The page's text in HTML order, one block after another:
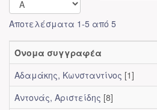
Αποτελέσματα 1-5 από 5
Όνομα συγγραφέα
Αδαμάκης, Κωνσταντίνος [1]
Αντονάς, Αριστείδης [8]